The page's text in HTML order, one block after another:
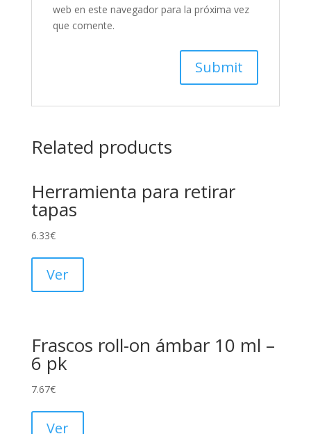
web en este navegador para la próxima vez
que comente.
Related products
Herramienta para retirar
tapas
6.33€
Ver
Frascos roll-on ámbar 10 ml –
6 pk
7.67€
Ver